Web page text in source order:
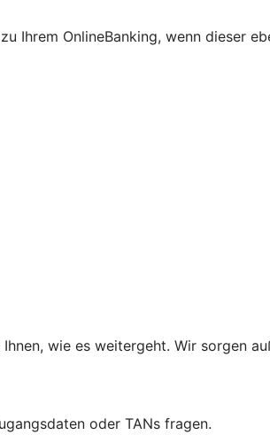
Ihrem OnlineBanking, wenn dieser
wie es weitergeht. Wir sorgen
oder TANs fragen.